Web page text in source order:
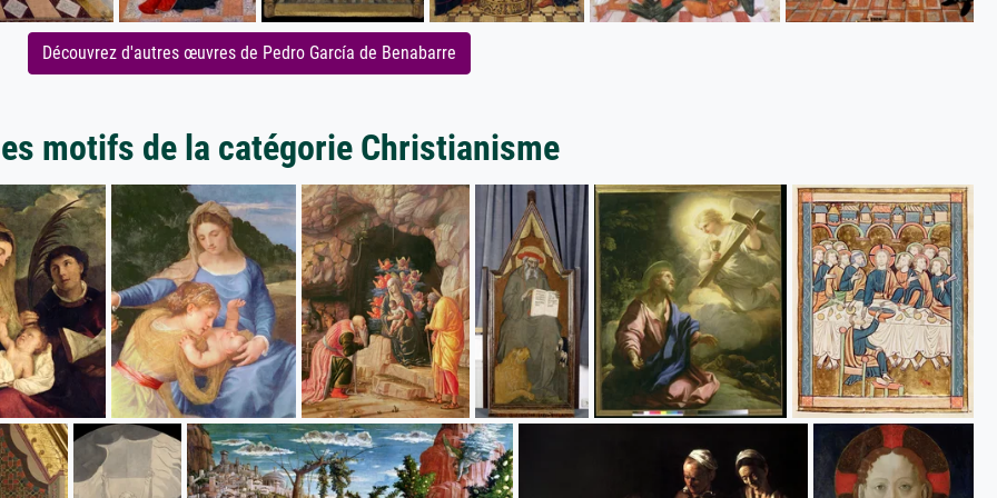
Découvrez d'autres œuvres de Pedro García de Benabarre
motifs de la catégorie Christianisme